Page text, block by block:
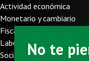
Actividad económica
Monetario y cambiario
Fiscal y de presupuesto
Laboral
Socioeconómico
No te